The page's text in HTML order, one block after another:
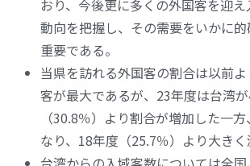
おり、今後更に多くの外国客を迎
動向を把握し、その需要をいかに
重要である。
当県を訪れる外国客の割合は以前
客が最大であるが、23年度は台湾
（30.8％）より割合が増加した一
なり、18年度（25.7％）より大きく